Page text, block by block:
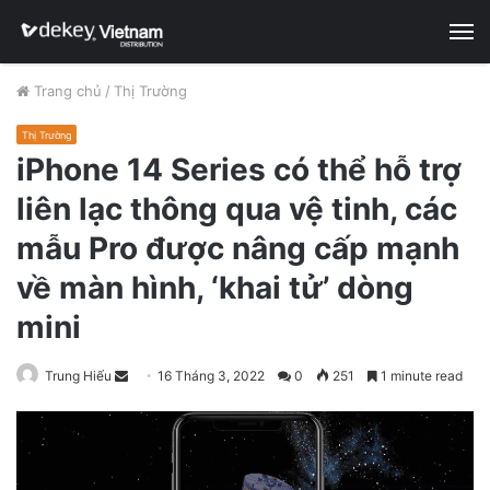
Trang chủ / Thị Trường
Thị Trường
iPhone 14 Series có thể hỗ trợ
liên lạc thông qua vệ tinh, các
mẫu Pro được nâng cấp mạnh
về màn hình, ‘khai tử’ dòng
mini
Trung Hiếu 16 Tháng 3, 2022 0 251 1 minute read